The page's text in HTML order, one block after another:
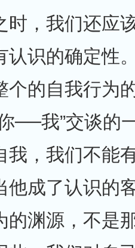
时，我们还应
认识的确定性
个的自我行为
──我”交谈的
我，我们不能
他成了认识的
的渊源，不是